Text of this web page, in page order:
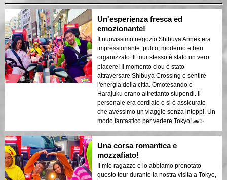
Un'esperienza fresca ed
emozionante!
Il nuovissimo negozio Shibuya Annex era
impressionante: pulito, moderno e ben
organizzato. Il tour stesso è stato un vero
piacere! Il momento clou è stato
attraversare Shibuya Crossing e sentire
l'energia della città. Omotesando e
Harajuku erano altrettanto stupendi. Il
personale era cordiale e si è assicurato
che avessimo un viaggio senza intoppi. Un
modo fantastico per vedere Tokyo! 🚗✨
Una corsa romantica e
mozzafiato!
Il mio ragazzo e io abbiamo prenotato
questo tour durante la nostra visita a Tokyo,